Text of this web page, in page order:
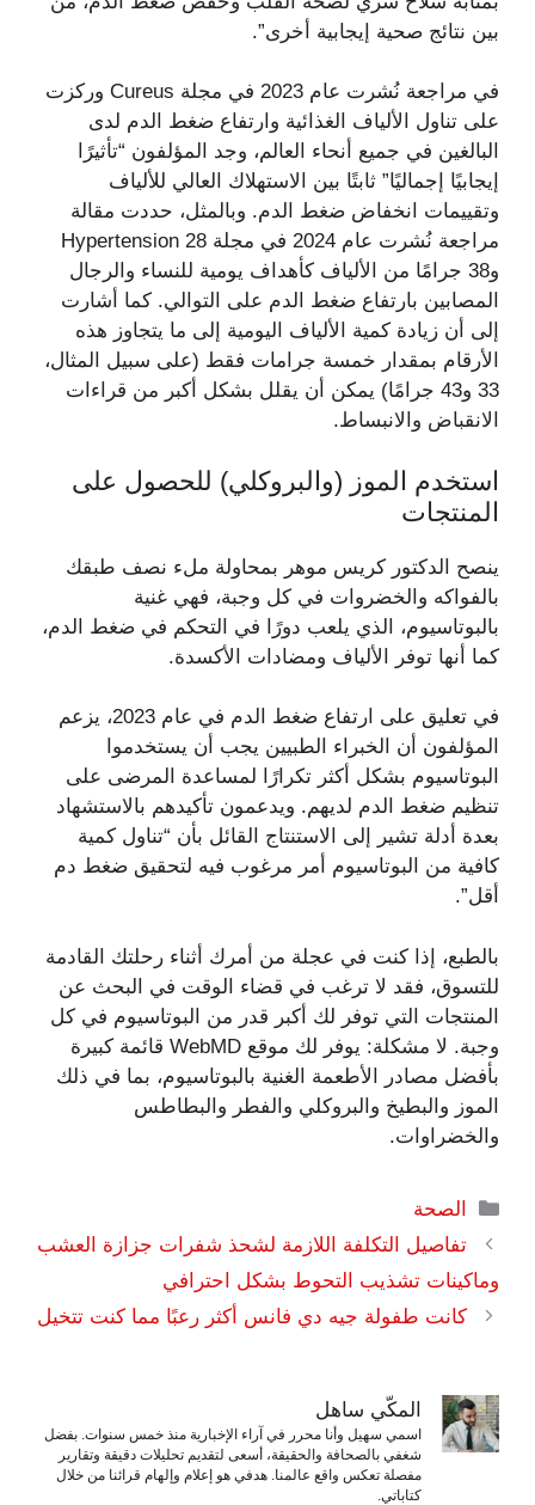
بين نتائج صحية إيجابية أخرى”.
في مراجعة نُشرت عام 2023 في مجلة Cureus وركزت
على تناول الألياف الغذائية وارتفاع ضغط الدم لدى
البالغين في جميع أنحاء العالم، وجد المؤلفون “تأثيرًا
إيجابيًا إجماليًا” ثابتًا بين الاستهلاك العالي للألياف
وتقييمات انخفاض ضغط الدم. وبالمثل، حددت مقالة
مراجعة نُشرت عام 2024 في مجلة Hypertension 28
و38 جرامًا من الألياف كأهداف يومية للنساء والرجال
المصابين بارتفاع ضغط الدم على التوالي. كما أشارت
إلى أن زيادة كمية الألياف اليومية إلى ما يتجاوز هذه
الأرقام بمقدار خمسة جرامات فقط (على سبيل المثال،
33 و43 جرامًا) يمكن أن يقلل بشكل أكبر من قراءات
الانقباض والانبساط.
استخدم الموز (والبروكلي) للحصول على
المنتجات
ينصح الدكتور كريس موهر بمحاولة ملء نصف طبقك
بالفواكه والخضروات في كل وجبة، فهي غنية
بالبوتاسيوم، الذي يلعب دورًا في التحكم في ضغط الدم،
كما أنها توفر الألياف ومضادات الأكسدة.
في تعليق على ارتفاع ضغط الدم في عام 2023، يزعم
المؤلفون أن الخبراء الطبيين يجب أن يستخدموا
البوتاسيوم بشكل أكثر تكرارًا لمساعدة المرضى على
تنظيم ضغط الدم لديهم. ويدعمون تأكيدهم بالاستشهاد
بعدة أدلة تشير إلى الاستنتاج القائل بأن “تناول كمية
كافية من البوتاسيوم أمر مرغوب فيه لتحقيق ضغط دم
أقل”.
بالطبع، إذا كنت في عجلة من أمرك أثناء رحلتك القادمة
للتسوق، فقد لا ترغب في قضاء الوقت في البحث عن
المنتجات التي توفر لك أكبر قدر من البوتاسيوم في كل
وجبة. لا مشكلة: يوفر لك موقع WebMD قائمة كبيرة
بأفضل مصادر الأطعمة الغنية بالبوتاسيوم، بما في ذلك
الموز والبطيخ والبروكلي والفطر والبطاطس
والخضراوات.
التصنيفات
الصحة
تفاصيل التكلفة اللازمة لشحذ شفرات جزازة العشب
وماكينات تشذيب التحوط بشكل احترافي
كانت طفولة جيه دي فانس أكثر رعبًا مما كنت تتخيل
المكّي ساهل
اسمي سهيل وأنا محرر في آراء الإخبارية منذ خمس سنوات. بفضل
شغفي بالصحافة والحقيقة، أسعى لتقديم تحليلات دقيقة وتقارير
مفصلة تعكس واقع عالمنا. هدفي هو إعلام وإلهام قرائنا من خلال
كتاباتي.